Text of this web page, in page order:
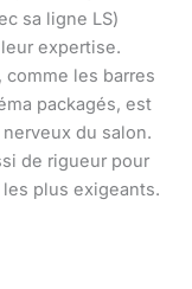
sa ligne LS)
expertise.
comme les barres
packagés, est
du salon.
de rigueur pour
les plus exigeants.